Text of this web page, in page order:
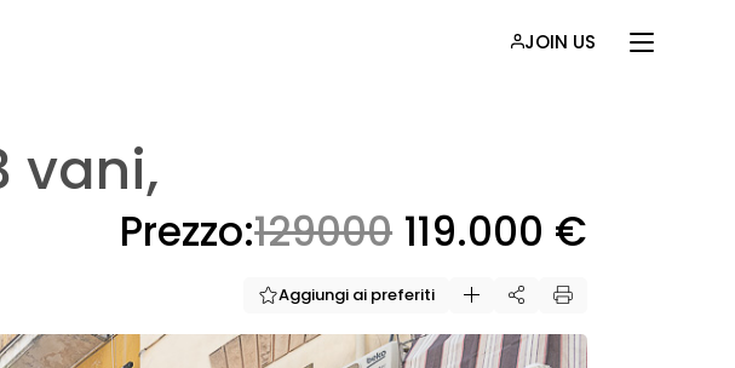
JOIN US
vani,
Prezzo:129000 119.000 €
Aggiungi ai preferiti